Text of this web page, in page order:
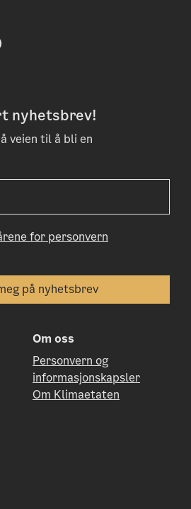
nyhetsbrev!
veien til å bli en
for personvern
Om oss
Personvern og
informasjonskapsler
Om Klimaetaten